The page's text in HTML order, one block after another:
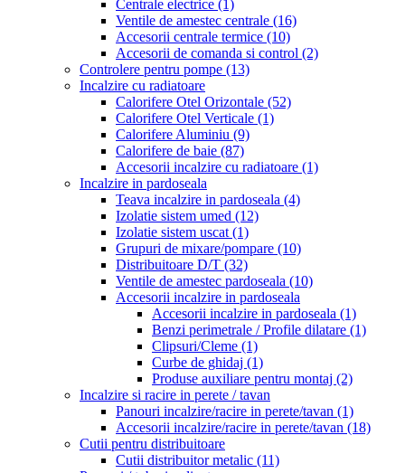
Centrale electrice (1)
Ventile de amestec centrale (16)
Accesorii centrale termice (10)
Accesorii de comanda si control (2)
Controlere pentru pompe (13)
Incalzire cu radiatoare
Calorifere Otel Orizontale (52)
Calorifere Otel Verticale (1)
Calorifere Aluminiu (9)
Calorifere de baie (87)
Accesorii incalzire cu radiatoare (1)
Incalzire in pardoseala
Teava incalzire in pardoseala (4)
Izolatie sistem umed (12)
Izolatie sistem uscat (1)
Grupuri de mixare/pompare (10)
Distribuitoare D/T (32)
Ventile de amestec pardoseala (10)
Accesorii incalzire in pardoseala
Accesorii incalzire in pardoseala (1)
Benzi perimetrale / Profile dilatare (1)
Clipsuri/Cleme (1)
Curbe de ghidaj (1)
Produse auxiliare pentru montaj (2)
Incalzire si racire in perete / tavan
Panouri incalzire/racire in perete/tavan (1)
Accesorii incalzire/racire in perete/tavan (18)
Cutii pentru distribuitoare
Cutii distribuitor metalic (11)